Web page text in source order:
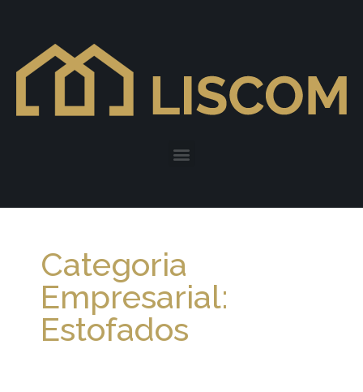
Categoria
Empresarial:
Estofados